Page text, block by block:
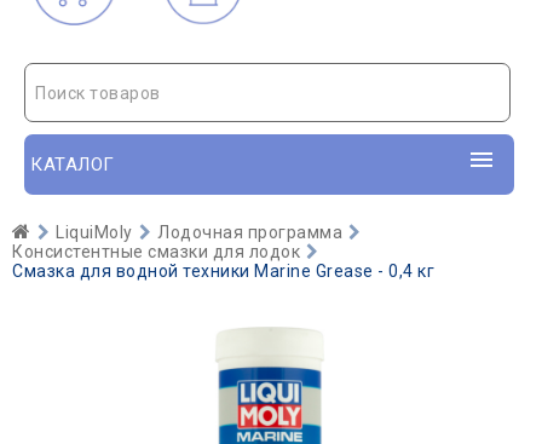
Поиск товаров
КАТАЛОГ
LiquiMoly
Лодочная программа
Консистентные смазки для лодок
Смазка для водной техники Marine Grease - 0,4 кг